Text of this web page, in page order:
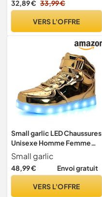
Femme - Baskets
Lumineuses LED colorées,
32,89 € 33,99 €
VERS L'OFFRE
Small garlic LED Chaussures
Unisexe Homme Femme
Lumineux Sports Baskets 7
Couleur USB Charge LED
Chaussures Lumiere
Small garlic
48,99 € Envoi gratuit
VERS L'OFFRE